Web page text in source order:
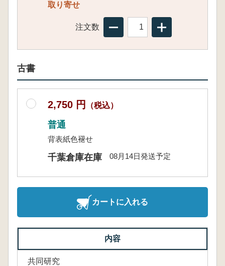
取り寄せ
注文数
古書
2,750 円 （税込）
普通
背表紙色褪せ
千葉倉庫在庫 08月14日発送予定
カートに入れる
内容
共同研究